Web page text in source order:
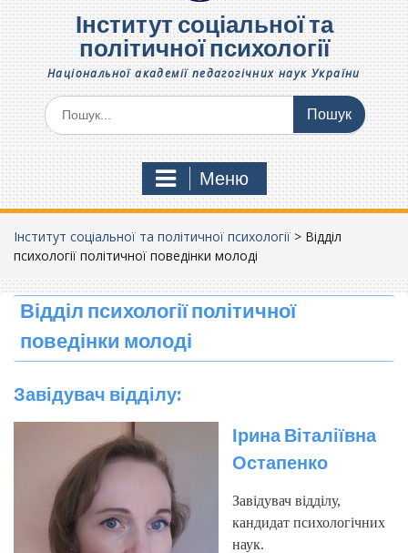
Інститут соціальної та
політичної психології
Національної академії педагогічних наук України
Шукати:
Меню
Інститут соціальної та політичної психології > Відділ
психології політичної поведінки молоді
Відділ психології політичної
поведінки молоді
Завідувач відділу:
Ірина Віталіївна
Остапенко
Завідувач відділу,
кандидат психологічних
наук.